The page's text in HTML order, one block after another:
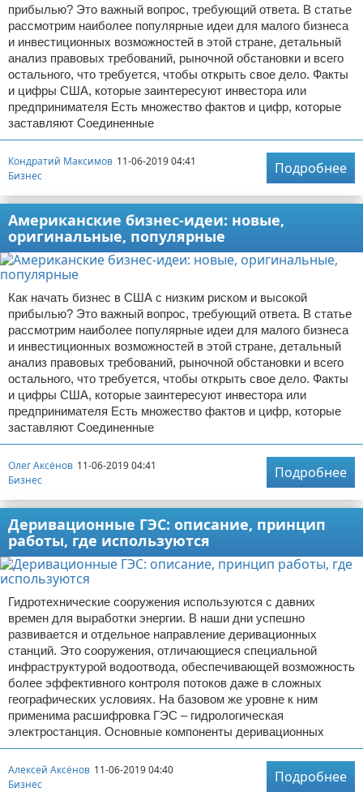
прибылью? Это важный вопрос, требующий ответа. В статье
рассмотрим наиболее популярные идеи для малого бизнеса
и инвестиционных возможностей в этой стране, детальный
анализ правовых требований, рыночной обстановки и всего
остального, что требуется, чтобы открыть свое дело. Факты
и цифры США, которые заинтересуют инвестора или
предпринимателя Есть множество фактов и цифр, которые
заставляют Соединенные
Кондратий Максимов 11-06-2019 04:41
Бизнес
Подробнее
Американские бизнес-идеи: новые,
оригинальные, популярные
Как начать бизнес в США с низким риском и высокой
прибылью? Это важный вопрос, требующий ответа. В статье
рассмотрим наиболее популярные идеи для малого бизнеса
и инвестиционных возможностей в этой стране, детальный
анализ правовых требований, рыночной обстановки и всего
остального, что требуется, чтобы открыть свое дело. Факты
и цифры США, которые заинтересуют инвестора или
предпринимателя Есть множество фактов и цифр, которые
заставляют Соединенные
Олег Аксёнов 11-06-2019 04:41
Бизнес
Подробнее
Деривационные ГЭС: описание, принцип
работы, где используются
Гидротехнические сооружения используются с давних
времен для выработки энергии. В наши дни успешно
развивается и отдельное направление деривационных
станций. Это сооружения, отличающиеся специальной
инфраструктурой водоотвода, обеспечивающей возможность
более эффективного контроля потоков даже в сложных
географических условиях. На базовом же уровне к ним
применима расшифровка ГЭС – гидрологическая
электростанция. Основные компоненты деривационных
Алексей Аксёнов 11-06-2019 04:40
Бизнес
Подробнее